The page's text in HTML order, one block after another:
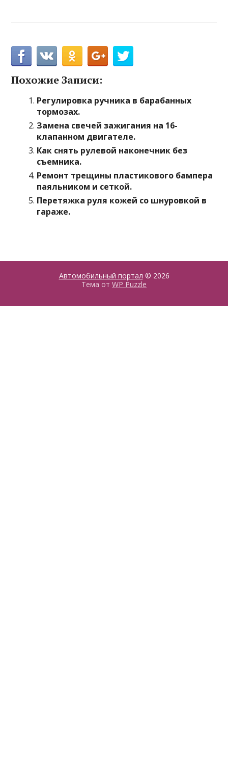
Похожие Записи:
Регулировка ручника в барабанных
тормозах.
Замена свечей зажигания на 16-
клапанном двигателе.
Как снять рулевой наконечник без
съемника.
Ремонт трещины пластикового бампера
паяльником и сеткой.
Перетяжка руля кожей со шнуровкой в
гараже.
Автомобильный портал © 2026
Тема от WP Puzzle